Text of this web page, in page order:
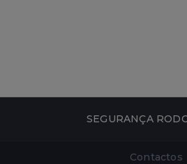
SEGURANÇA
Contactos